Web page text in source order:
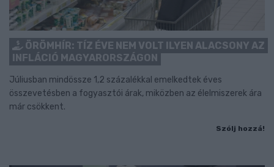
ÖRÖMHÍR: TÍZ ÉVE NEM VOLT ILYEN ALACSONY AZ
INFLÁCIÓ MAGYARORSZÁGON
Júliusban mindössze 1,2 százalékkal emelkedtek éves
összevetésben a fogyasztói árak, miközben az élelmiszerek ára
már csökkent.
Szólj hozzá!